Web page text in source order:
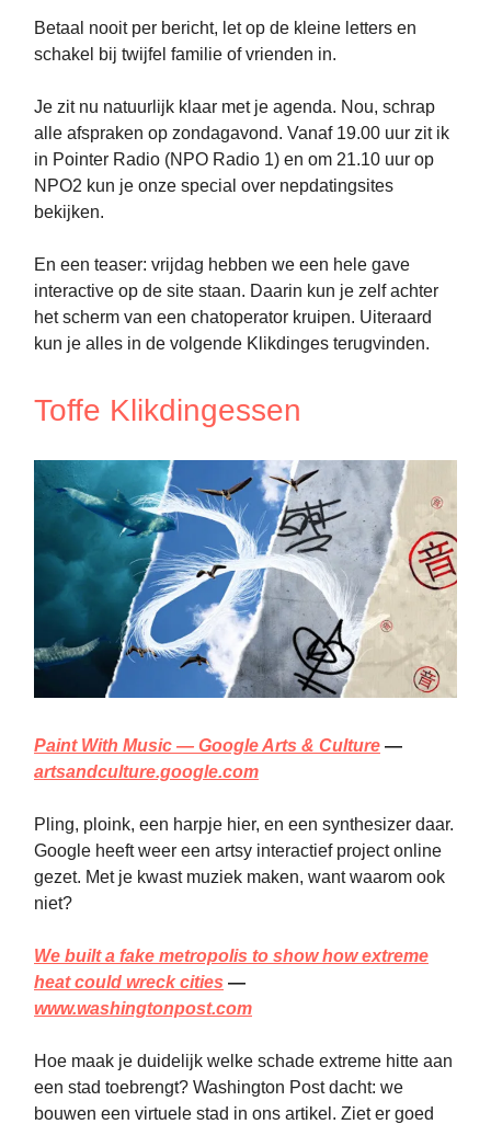
Betaal nooit per bericht, let op de kleine letters en
schakel bij twijfel familie of vrienden in.
Je zit nu natuurlijk klaar met je agenda. Nou, schrap
alle afspraken op zondagavond. Vanaf 19.00 uur zit ik
in Pointer Radio (NPO Radio 1) en om 21.10 uur op
NPO2 kun je onze special over nepdatingsites
bekijken.
En een teaser: vrijdag hebben we een hele gave
interactive op de site staan. Daarin kun je zelf achter
het scherm van een chatoperator kruipen. Uiteraard
kun je alles in de volgende Klikdinges terugvinden.
Toffe Klikdingessen
Paint With Music — Google Arts & Culture —
artsandculture.google.com
Pling, ploink, een harpje hier, en een synthesizer daar.
Google heeft weer een artsy interactief project online
gezet. Met je kwast muziek maken, want waarom ook
niet?
We built a fake metropolis to show how extreme
heat could wreck cities —
www.washingtonpost.com
Hoe maak je duidelijk welke schade extreme hitte aan
een stad toebrengt? Washington Post dacht: we
bouwen een virtuele stad in ons artikel. Ziet er goed